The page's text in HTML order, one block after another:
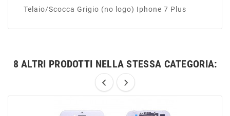
Telaio/Scocca Grigio (no logo) Iphone 7 Plus
8 ALTRI PRODOTTI NELLA STESSA CATEGORIA: